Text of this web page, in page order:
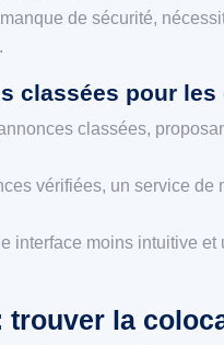
de sécurité,
classées pour
classées,
vérifiées, un service
interface moins intuitive
la